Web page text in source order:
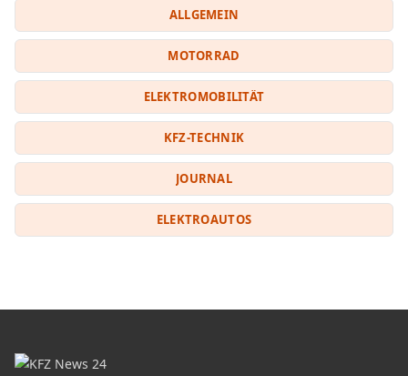
ALLGEMEIN
MOTORRAD
ELEKTROMOBILITÄT
KFZ-TECHNIK
JOURNAL
ELEKTROAUTOS